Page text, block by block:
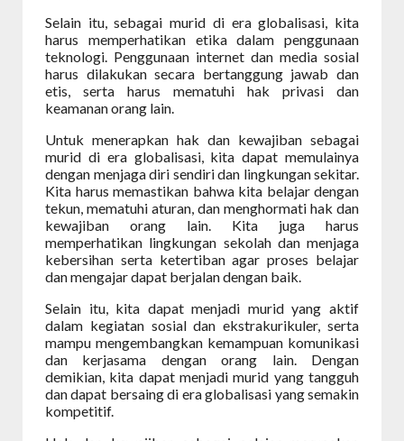
Selain itu, sebagai murid di era globalisasi, kita
harus memperhatikan etika dalam penggunaan
teknologi. Penggunaan internet dan media sosial
harus dilakukan secara bertanggung jawab dan
etis, serta harus mematuhi hak privasi dan
keamanan orang lain.
Untuk menerapkan hak dan kewajiban sebagai
murid di era globalisasi, kita dapat memulainya
dengan menjaga diri sendiri dan lingkungan sekitar.
Kita harus memastikan bahwa kita belajar dengan
tekun, mematuhi aturan, dan menghormati hak dan
kewajiban orang lain. Kita juga harus
memperhatikan lingkungan sekolah dan menjaga
kebersihan serta ketertiban agar proses belajar
dan mengajar dapat berjalan dengan baik.
Selain itu, kita dapat menjadi murid yang aktif
dalam kegiatan sosial dan ekstrakurikuler, serta
mampu mengembangkan kemampuan komunikasi
dan kerjasama dengan orang lain. Dengan
demikian, kita dapat menjadi murid yang tangguh
dan dapat bersaing di era globalisasi yang semakin
kompetitif.